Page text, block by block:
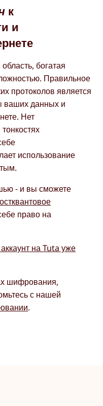
к
и
богатая
Правильное
протоколов является
ваших данных и
Нет
использование
- и вы сможете
право на
на Tuta уже
шифрования,
с нашей
.